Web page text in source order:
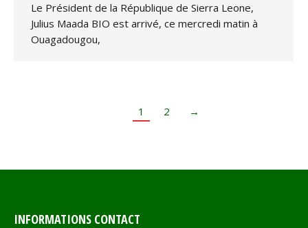
Le Président de la République de Sierra Leone,
Julius Maada BIO est arrivé, ce mercredi matin à
Ouagadougou,
1 2 →
INFORMATIONS CONTACT